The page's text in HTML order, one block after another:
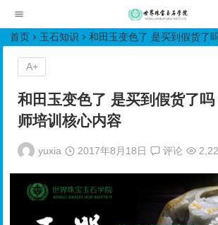
首页 玉石知识 和田玉变色了 是买到假货了吗？-
和田玉变色了 是买到假货了
师培训核心内容
yuxia 2017年8月18日 评论
A+